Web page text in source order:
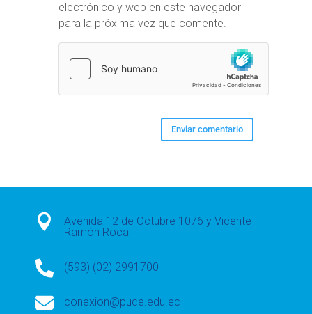
electrónico y web en este navegador
para la próxima vez que comente.

Avenida 12 de Octubre 1076 y Vicente
Ramón Roca
 (593) (02) 2991700
 conexion@puce.edu.ec